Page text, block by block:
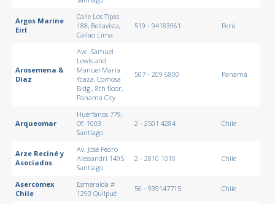
Argos Marine
Eirl
Calle Los Tipas
188, Bellavista,
Callao Lima
519 - 94183961 Perú
Arosemena &
Díaz
Ave. Samuel
Lewis and
Manuel María
Ycaza, Comosa
Bldg., 8th floor,
Panama City
507 - 209 6800 Panamá
Arqueomar
Huérfanos 779,
Of. 1003
Santiago
2 - 2501 4284 Chile
Arze Reciné y
Asociados
Av. José Pedro
Alessandri 1495
Santiago
2 - 2810 1010 Chile
Asercomex
Chile
Esmeralda #
1293 Quilpué
56 - 939147715 Chile